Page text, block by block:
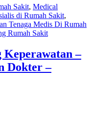
Sakit, Medical
di Rumah Sakit,
Tenaga Medis Di Rumah
Rumah Sakit
Keperawatan –
Dokter –